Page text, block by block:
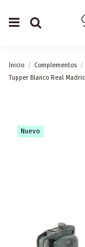
Inicio Complementos
Tupper Blanco Real Madrid
Nuevo